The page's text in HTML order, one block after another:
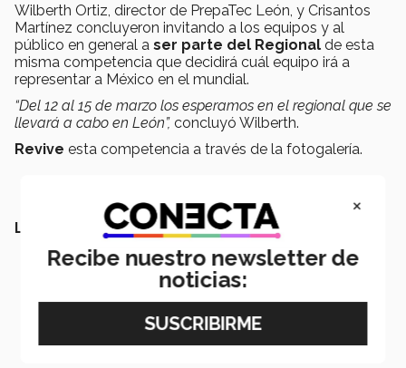
Wilberth Ortiz, director de PrepaTec León, y Crisantos
Martínez concluyeron invitando a los equipos y al
público en general a ser parte del Regional de esta
misma competencia que decidirá cuál equipo irá a
representar a México en el mundial.
“Del 12 al 15 de marzo los esperamos en el regional que se
llevará a cabo en León”, concluyó Wilberth.
Revive esta competencia a través de la fotogalería.
LEER MÁS:
×
Recibe nuestro newsletter de
noticias: